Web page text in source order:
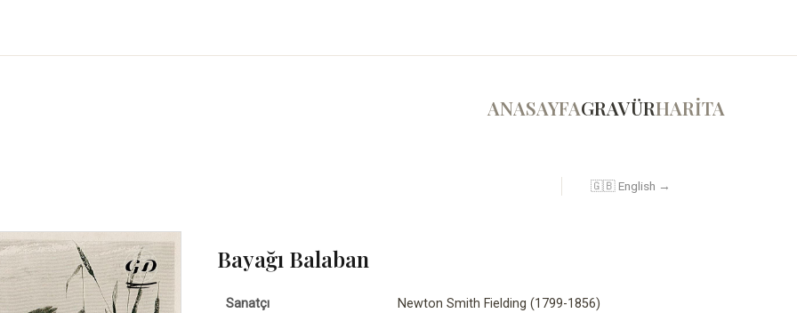
ANASAYFAGRAVÜRHARİTA
🇬🇧 English →
Bayağı Balaban
Sanatçı Newton Smith Fielding (1799-1856)